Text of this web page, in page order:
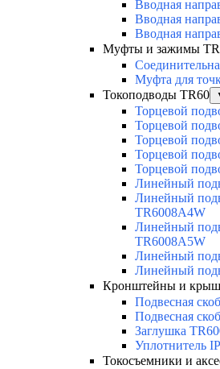
Вводная
Вводная
Вводная
Муфты и зажимы
Муфта для
Токоподводы TR60
Торцевой
Торцевой
Торцевой
Торцевой
Торцевой
Линейный
Линейный
TR6008A4W
Линейный
TR6008A5W
Линейный
Линейный
Кронштейны и
Подвесная
Подвесная
Заглушка
Уплотнитель
Токосъемники и